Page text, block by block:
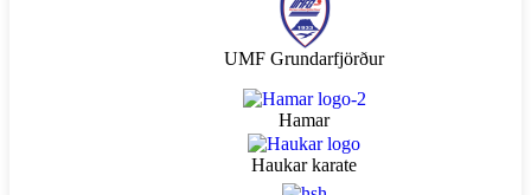
UMF Grundarfjörður
Hamar
Haukar karate